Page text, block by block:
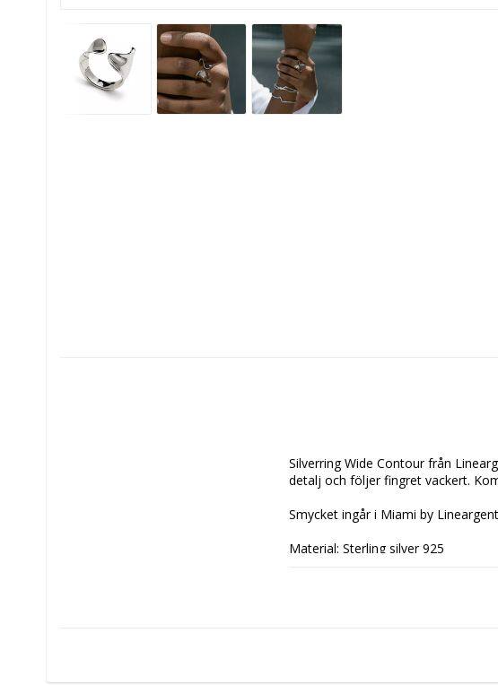
Silverring Wide Contour från
detalj och följer fingret vackert.
Smycket ingår i Miami by
Material: Sterling silver 925